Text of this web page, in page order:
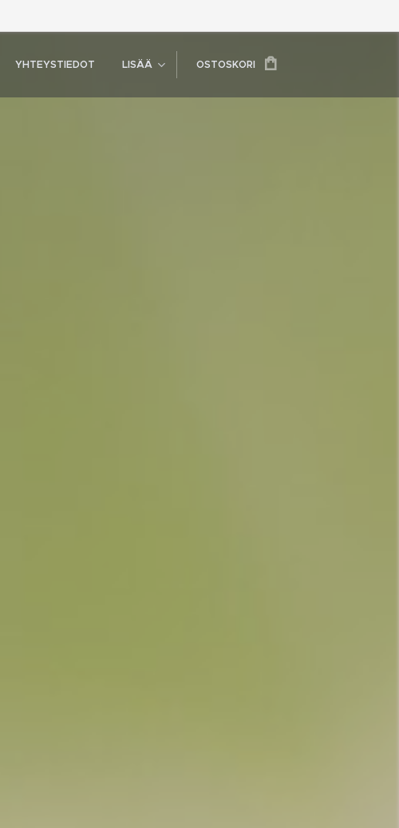
YHTEYSTIEDOT LISÄÄ OSTOSKORI